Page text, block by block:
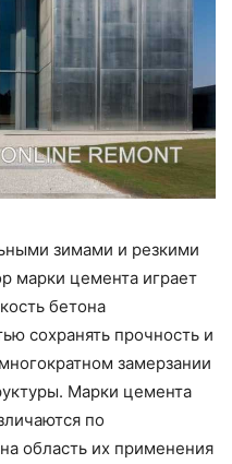
зимами и резкими
марки цемента играет
бетона
сохранять прочность и
замерзании
Марки цемента
по
область их применения